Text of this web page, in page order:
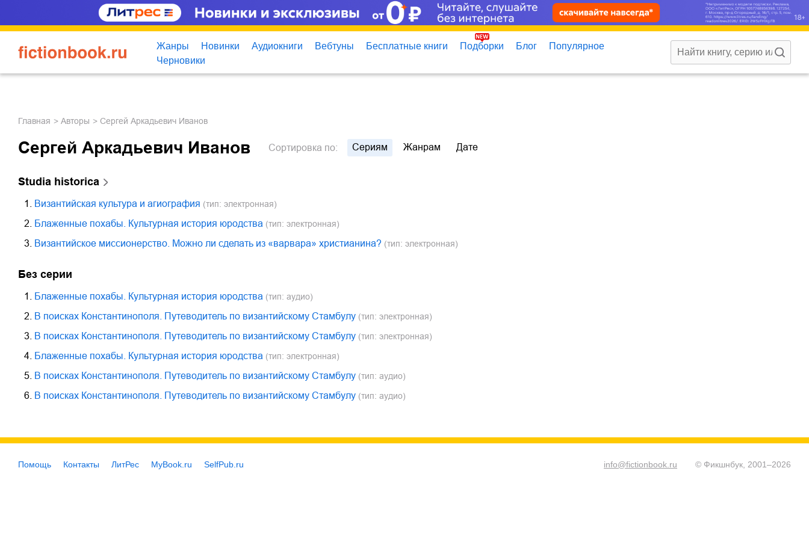
Жанры Новинки Аудиокниги Вебтуны Бесплатные книги Подборки Блог
Популярное
Черновики
Главная Авторы Сергей Аркадьевич Иванов
Сергей Аркадьевич Иванов Сортировка по: Сериям Жанрам Дате
Studia historica
1. Византийская культура и агиография (тип: электронная)
2. Блаженные похабы. Культурная история юродства (тип: электронная)
3. Византийское миссионерство. Можно ли сделать из «варвара» христианина? (тип: электронная)
Без серии
1. Блаженные похабы. Культурная история юродства (тип: аудио)
2. В поисках Константинополя. Путеводитель по византийскому Стамбулу (тип: электронная)
3. В поисках Константинополя. Путеводитель по византийскому Стамбулу (тип: электронная)
4. Блаженные похабы. Культурная история юродства (тип: электронная)
5. В поисках Константинополя. Путеводитель по византийскому Стамбулу (тип: аудио)
6. В поисках Константинополя. Путеводитель по византийскому Стамбулу (тип: аудио)
Помощь Контакты ЛитРес MyBook.ru SelfPub.ru info@fictionbook.ru © Фикшнбук, 2001–2026